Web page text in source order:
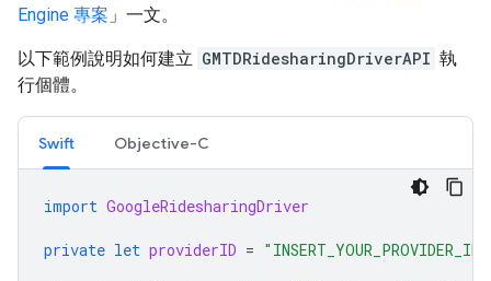
Engine 專案 」一文。
以下範例說明如何建立 GMTDRidesharingDriverAPI 執
行個體。
Swift Objective-C
import GoogleRidesharingDriver
private let providerID = "INSERT_YOUR_PROVIDER_ID"